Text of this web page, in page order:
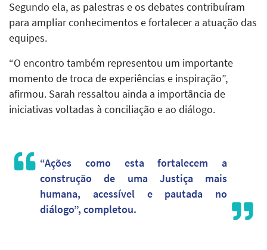
Segundo ela, as palestras e os debates contribuíram
para ampliar conhecimentos e fortalecer a atuação das
equipes.
“O encontro também representou um importante
momento de troca de experiências e inspiração”,
afirmou. Sarah ressaltou ainda a importância de
iniciativas voltadas à conciliação e ao diálogo.
“Ações como esta fortalecem a
construção de uma Justiça mais
humana, acessível e pautada no
diálogo”, completou.